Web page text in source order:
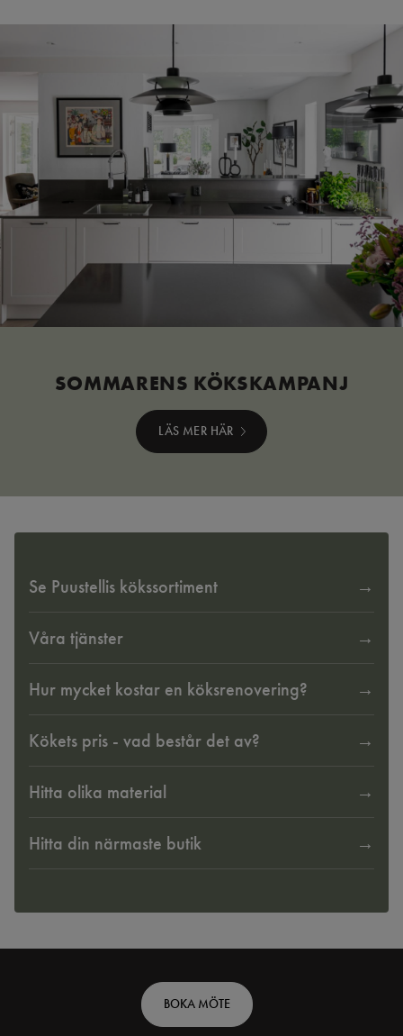
SOMMARENS KÖKSKAMPANJ
LÄS MER HÄR
Se Puustellis kökssortiment
Våra tjänster
Hur mycket kostar en köksrenovering?
Kökets pris - vad består det av?
Hitta olika material
Hitta din närmaste butik
BOKA MÖTE